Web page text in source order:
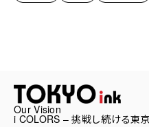
Our Vision
i COLORS – 挑戦し続ける東